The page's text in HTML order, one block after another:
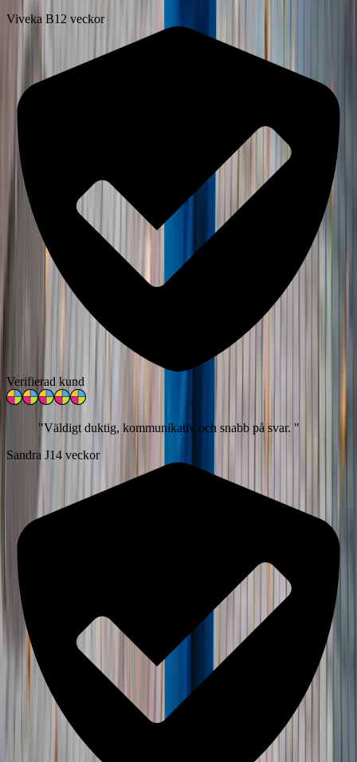
Viveka B12 veckor
Verifierad kund
"Väldigt duktig, kommunikativ och snabb på svar. "
Sandra J14 veckor